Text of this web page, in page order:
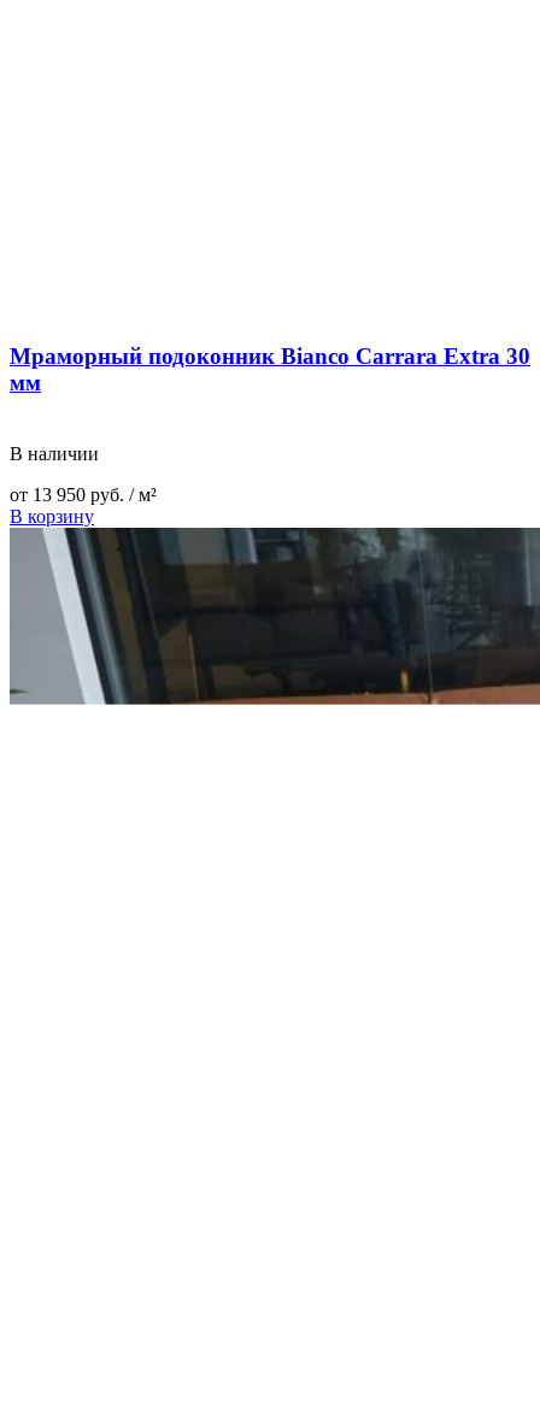
Мраморный подоконник Bianco Carrara Extra 30
мм
В наличии
от 13 950 руб. / м²
В корзину